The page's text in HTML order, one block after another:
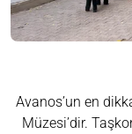
Avanos’un en
Müzesi’dir.